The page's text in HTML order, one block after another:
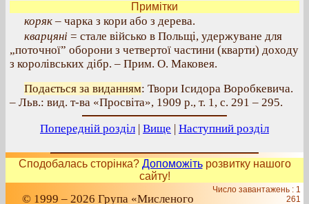
Примітки
коряк – чарка з кори або з дерева.
кварцяні = стале військо в Польщі, удержуване для
„поточної” оборони з четвертої частини (кварти) доходу
з королівських дібр. – Прим. О. Маковея.
Подається за виданням: Твори Ісидора Воробкевича.
– Льв.: вид. т-ва «Просвіта», 1909 р., т. 1, с. 291 – 295.
Попередній розділ | Вище | Наступний розділ
Сподобалась сторінка? Допоможітьрозвитку нашого
сайту!
© 1999 – 2026 Група «Мисленого
Число завантажень : 1
261